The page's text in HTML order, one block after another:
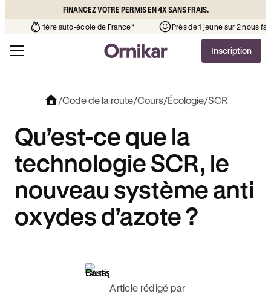
FINANCEZ VOTRE PERMIS EN 4X SANS FRAIS.
l’auto-école de votre quartier¹ 1ère auto-école de France³
Inscription
/Code de la route/Cours/Écologie/SCR
Qu’est-ce que la
technologie SCR, le
nouveau système anti
oxydes d’azote ?
Article rédigé par